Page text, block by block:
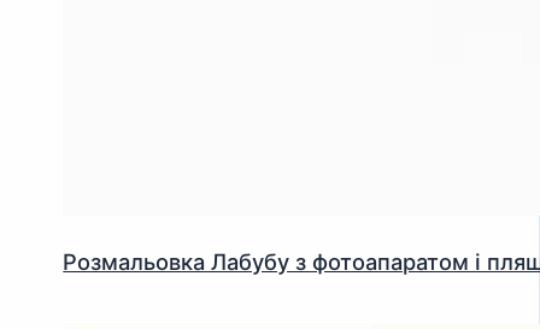
Розмальовка Лабубу з фотоапаратом і